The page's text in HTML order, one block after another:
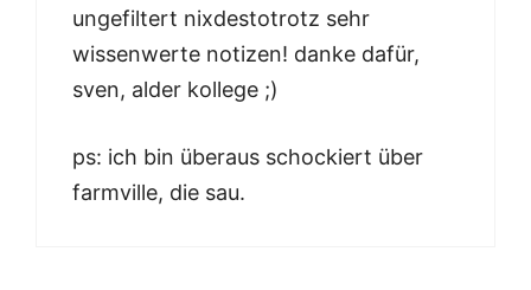
ungefiltert nixdestotrotz sehr
wissenwerte notizen! danke dafür,
sven, alder kollege ;)
ps: ich bin überaus schockiert über
farmville, die sau.